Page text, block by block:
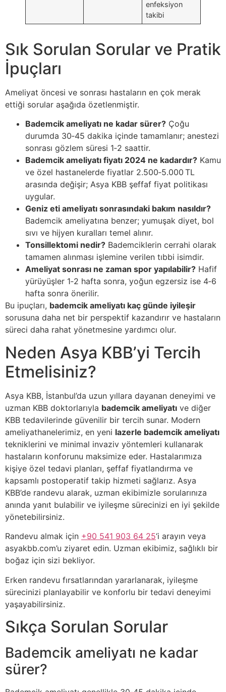
enfeksiyon
takibi
Sık Sorulan Sorular ve Pratik
İpuçları
Ameliyat öncesi ve sonrası hastaların en çok merak
ettiği sorular aşağıda özetlenmiştir.
Bademcik ameliyatı ne kadar sürer? Çoğu
durumda 30‑45 dakika içinde tamamlanır; anestezi
sonrası gözlem süresi 1‑2 saattir.
Bademcik ameliyatı fiyatı 2024 ne kadardır? Kamu
ve özel hastanelerde fiyatlar 2.500‑5.000 TL
arasında değişir; Asya KBB şeffaf fiyat politikası
uygular.
Geniz eti ameliyatı sonrasındaki bakım nasıldır?
Bademcik ameliyatına benzer; yumuşak diyet, bol
sıvı ve hijyen kuralları temel alınır.
Tonsillektomi nedir? Bademciklerin cerrahi olarak
tamamen alınması işlemine verilen tıbbi isimdir.
Ameliyat sonrası ne zaman spor yapılabilir? Hafif
yürüyüşler 1‑2 hafta sonra, yoğun egzersiz ise 4‑6
hafta sonra önerilir.
Bu ipuçları, bademcik ameliyatı kaç günde iyileşir
sorusuna daha net bir perspektif kazandırır ve hastaların
süreci daha rahat yönetmesine yardımcı olur.
Neden Asya KBB’yi Tercih
Etmelisiniz?
Asya KBB, İstanbul’da uzun yıllara dayanan deneyimi ve
uzman KBB doktorlarıyla bademcik ameliyatı ve diğer
KBB tedavilerinde güvenilir bir tercih sunar. Modern
ameliyathanelerimiz, en yeni lazerle bademcik ameliyatı
tekniklerini ve minimal invaziv yöntemleri kullanarak
hastaların konforunu maksimize eder. Hastalarımıza
kişiye özel tedavi planları, şeffaf fiyatlandırma ve
kapsamlı postoperatif takip hizmeti sağlarız. Asya
KBB’de randevu alarak, uzman ekibimizle sorularınıza
anında yanıt bulabilir ve iyileşme sürecinizi en iyi şekilde
yönetebilirsiniz.
Randevu almak için +90 541 903 64 25‘i arayın veya
asyakbb.com’u ziyaret edin. Uzman ekibimiz, sağlıklı bir
boğaz için sizi bekliyor.
Erken randevu fırsatlarından yararlanarak, iyileşme
sürecinizi planlayabilir ve konforlu bir tedavi deneyimi
yaşayabilirsiniz.
Sıkça Sorulan Sorular
Bademcik ameliyatı ne kadar
sürer?